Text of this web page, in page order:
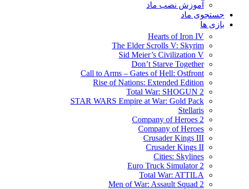
آموزش نصب ماد
جستجوی ماد
بازی ها
Hearts of Iron IV
The Elder Scrolls V: Skyrim
Sid Meier’s Civilization V
Don’t Starve Together
Call to Arms – Gates of Hell: Ostfront
Rise of Nations: Extended Edition
Total War: SHOGUN 2
STAR WARS Empire at War: Gold Pack
Stellaris
Company of Heroes 2
Company of Heroes
Crusader Kings III
Crusader Kings II
Cities: Skylines
Euro Truck Simulator 2
Total War: ATTILA
Men of War: Assault Squad 2